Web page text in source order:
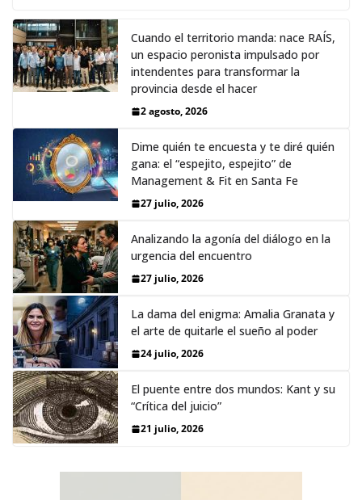
Cuando el territorio manda: nace RAÍS,
un espacio peronista impulsado por
intendentes para transformar la
provincia desde el hacer
2 agosto, 2026
Dime quién te encuesta y te diré quién
gana: el “espejito, espejito” de
Management & Fit en Santa Fe
27 julio, 2026
Analizando la agonía del diálogo en la
urgencia del encuentro
27 julio, 2026
La dama del enigma: Amalia Granata y
el arte de quitarle el sueño al poder
24 julio, 2026
El puente entre dos mundos: Kant y su
“Crítica del juicio”
21 julio, 2026